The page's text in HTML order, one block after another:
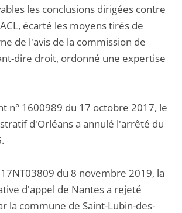
les conclusions dirigées contre
écarté les moyens tirés de
de l'avis de la commission de
dire droit, ordonné une expertise
n° 1600989 du 17 octobre 2017, le
d'Orléans a annulé l'arrêté du
du 8 novembre 2019, la
d'appel de Nantes a rejeté
la commune de Saint-Lubin-des-